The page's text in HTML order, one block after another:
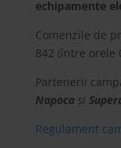
echipamente
Comenzile de
842 (între orele
Partenerii
Napocași
Regulament